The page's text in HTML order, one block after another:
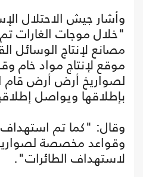
وأشار جيش الاحتلال
"خلال موجات الغارات
مصانع لإنتاج الوسائل
موقع لإنتاج مواد خام
لصواريخ أرض أرض قام
بإطلاقها ويواصل
وقال: "كما تم استهداف
وقواعد مخصصة
لاستهداف الطائرات".